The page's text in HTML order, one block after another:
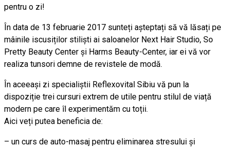
pentru o zi!
În data de 13 februarie 2017 sunteți așteptați să vă lăsați pe
mâinile iscusiților stiliști ai saloanelor Next Hair Studio, So
Pretty Beauty Center și Harms Beauty-Center, iar ei vă vor
realiza tunsori demne de revistele de modă.
În aceeași zi specialiștii Reflexovital Sibiu vă pun la
dispoziție trei cursuri extrem de utile pentru stilul de viață
modern pe care îl experimentăm cu toții.
Aici veți putea beneficia de:
– un curs de auto-masaj pentru eliminarea stresului și